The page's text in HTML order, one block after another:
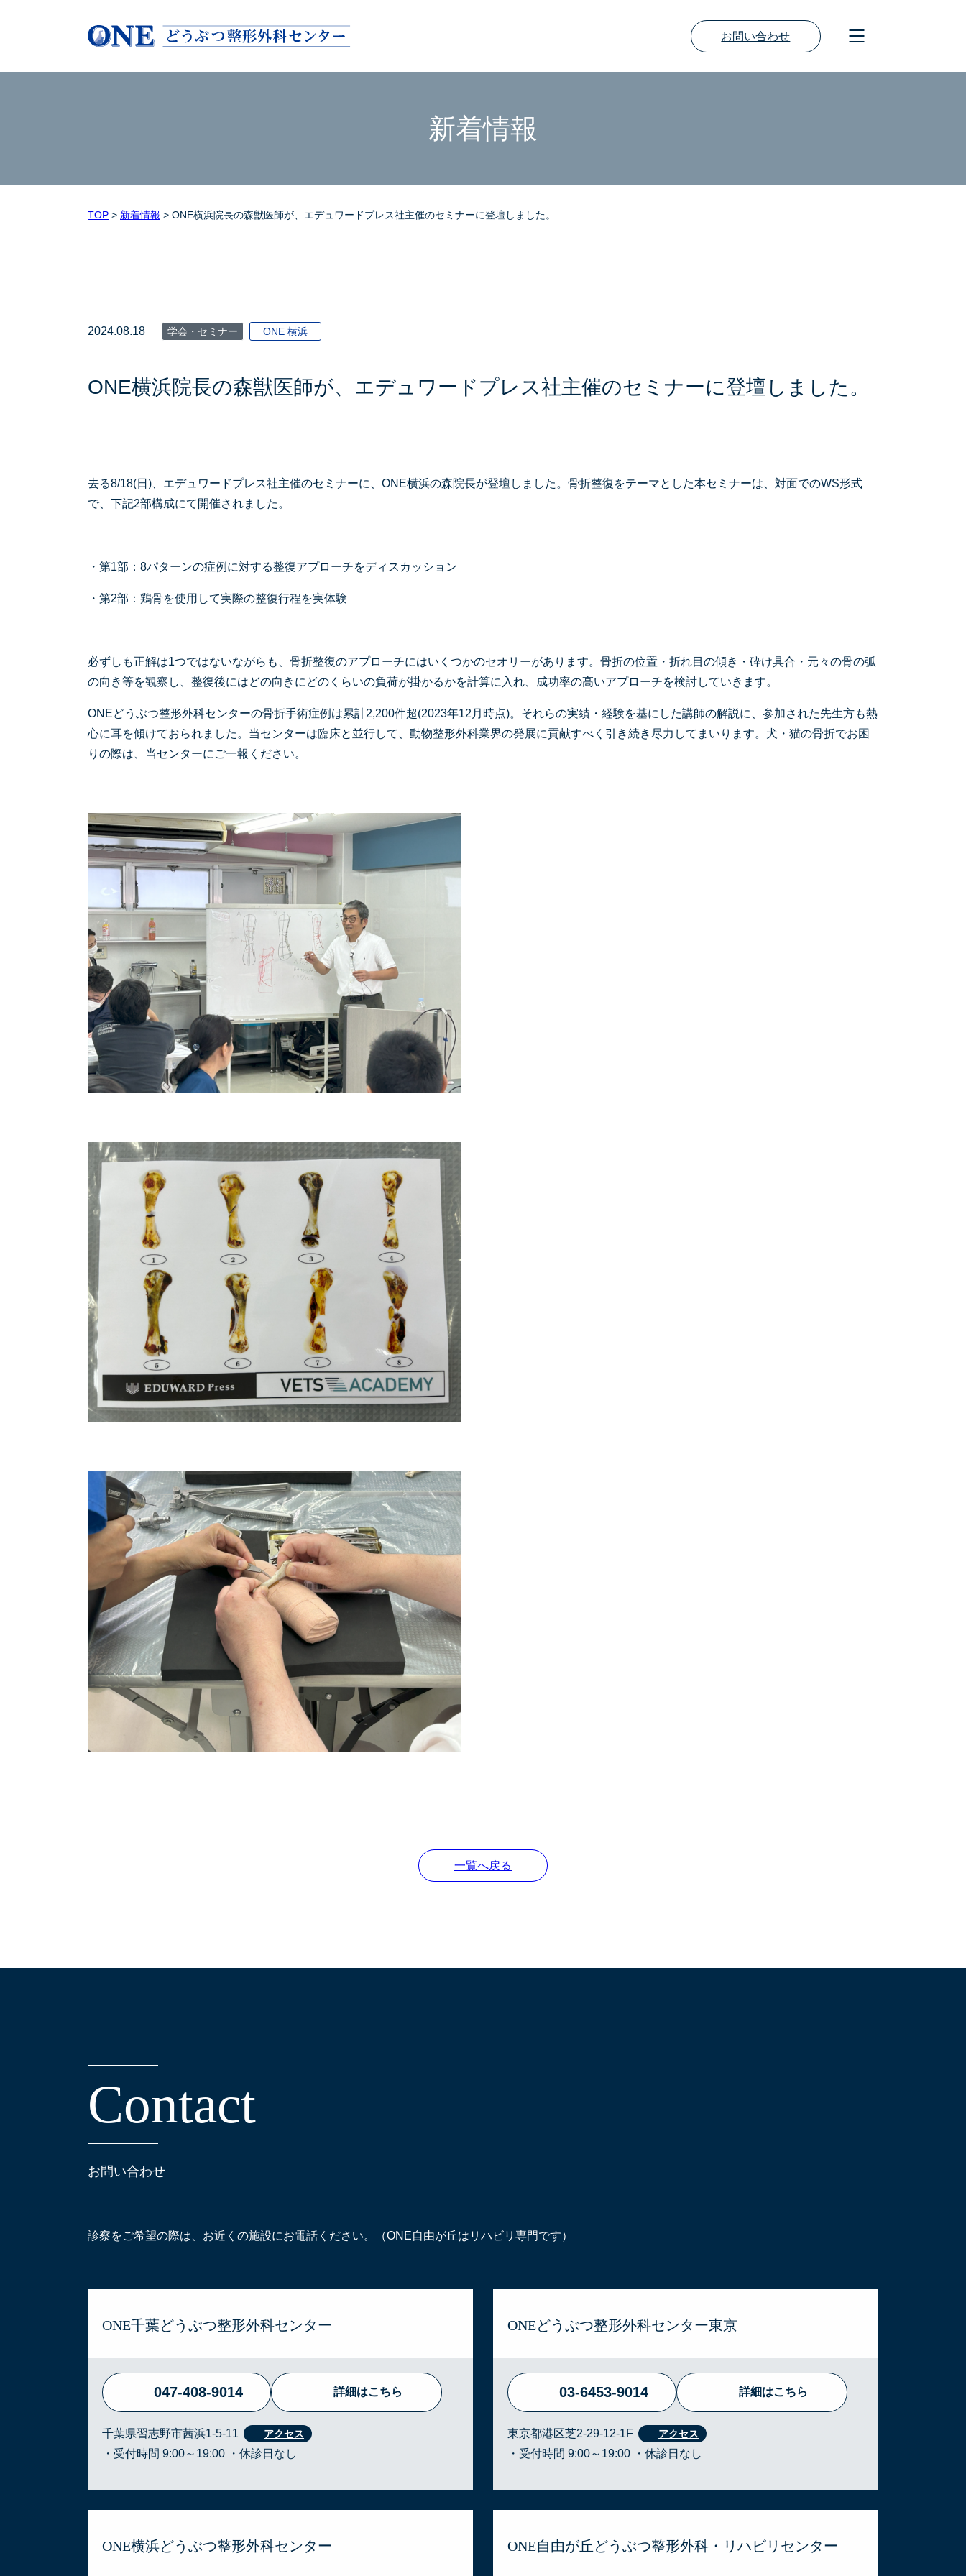
お問い合わせ
新着情報
TOP > 新着情報 > ONE横浜院長の森獣医師が、エデュワードプレス社主催のセミナーに登壇しました。
2024.08.18 学会・セミナー ONE 横浜
ONE横浜院長の森獣医師が、エデュワードプレス社主催のセミナーに登壇しました。
去る8/18(日)、エデュワードプレス社主催のセミナーに、ONE横浜の森院長が登壇しました。骨折整復をテーマとした本セミナーは、対面でのWS形式
で、下記2部構成にて開催されました。
・第1部：8パターンの症例に対する整復アプローチをディスカッション
・第2部：鶏骨を使用して実際の整復行程を実体験
必ずしも正解は1つではないながらも、骨折整復のアプローチにはいくつかのセオリーがあります。骨折の位置・折れ目の傾き・砕け具合・元々の骨の弧
の向き等を観察し、整復後にはどの向きにどのくらいの負荷が掛かるかを計算に入れ、成功率の高いアプローチを検討していきます。
ONEどうぶつ整形外科センターの骨折手術症例は累計2,200件超(2023年12月時点)。それらの実績・経験を基にした講師の解説に、参加された先生方も熱
心に耳を傾けておられました。当センターは臨床と並行して、動物整形外科業界の発展に貢献すべく引き続き尽力してまいります。犬・猫の骨折でお困
りの際は、当センターにご一報ください。
一覧へ戻る
Contact
お問い合わせ
診察をご希望の際は、お近くの施設にお電話ください。（ONE自由が丘はリハビリ専門です）
ONE千葉どうぶつ整形外科センター
047-408-9014 詳細はこちら
千葉県習志野市茜浜1-5-11
・受付時間 9:00～19:00 ・休診日なし
ONEどうぶつ整形外科センター東京
03-6453-9014 詳細はこちら
東京都港区芝2-29-12-1F
・受付時間 9:00～19:00 ・休診日なし
ONE横浜どうぶつ整形外科センター ONE自由が丘どうぶつ整形外科・リハビリセンター